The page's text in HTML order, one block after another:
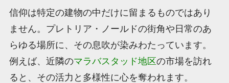
信仰は特定の建物の中だけに留まるものではあり
ません。プレトリア・ノールドの街角や日常のあ
らゆる場所に、その息吹が染みわたっています。
例えば、近隣のマラバスタッド地区の市場を訪れ
ると、その活力と多様性に心を奪われます。